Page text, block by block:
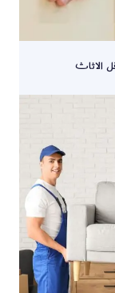
الاثاث